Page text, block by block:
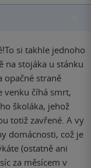
si takhle jednoho
na stojáka u stánku
opačné straně
venku číhá smrt,
školáka, jehož
totiž zavřené. A vy
domácnosti, což je
(ostatně ani
za měsícem v